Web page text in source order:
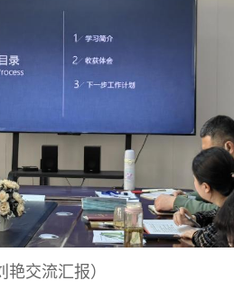
艳交流汇报）